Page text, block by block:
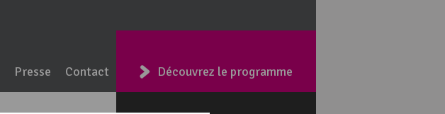
Presse Contact Découvrez le programme